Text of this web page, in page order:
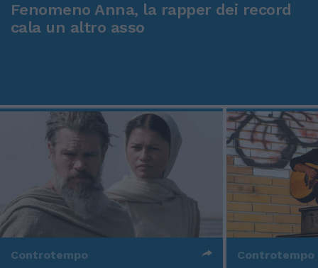
Fenomeno Anna, la rapper dei record
cala un altro asso
Controtempo Controtempo